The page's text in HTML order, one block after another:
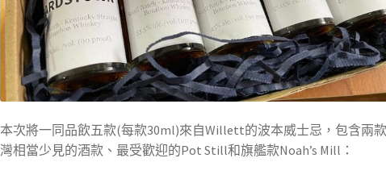
本次將一同品飲五款(每款30ml)來自Willett的波本威士忌，包含兩
灣相當少見的酒款、最受歡迎的Pot Still和旗艦款Noah’s Mill ：